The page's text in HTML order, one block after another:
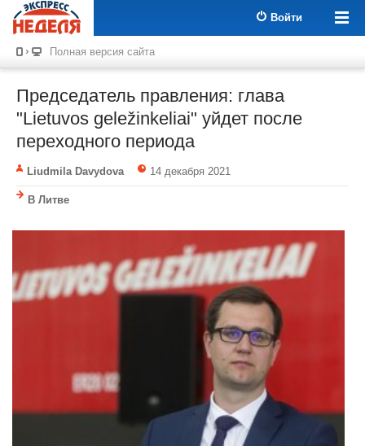
Войти
Полная версия сайта
Председатель правления: глава
"Lietuvos geležinkeliai" уйдет после
переходного периода
Liudmila Davydova 14 декабря 2021
В Литве